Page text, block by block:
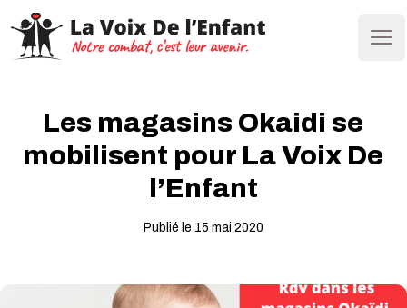
Les magasins Okaidi se
mobilisent pour La Voix De
l’Enfant
Publié le 15 mai 2020